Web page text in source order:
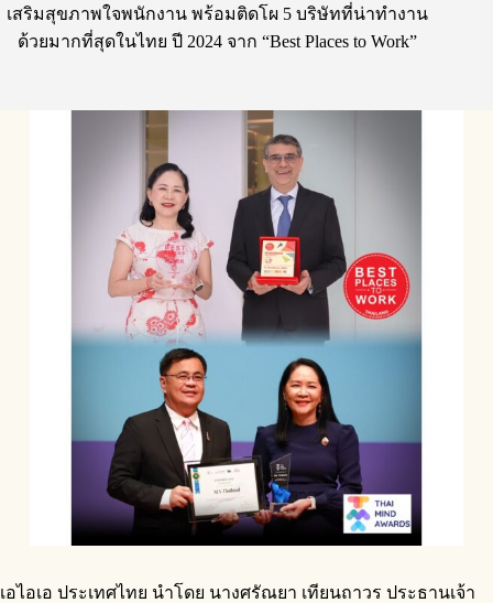
เสริมสุขภาพใจพนักงาน พร้อมติดโผ 5 บริษัทที่น่าทำงาน
ด้วยมากที่สุดในไทย ปี 2024 จาก “Best Places to Work”
เอไอเอ ประเทศไทย นำโดย นางศรัณยา เทียนถาวร ประธานเจ้า